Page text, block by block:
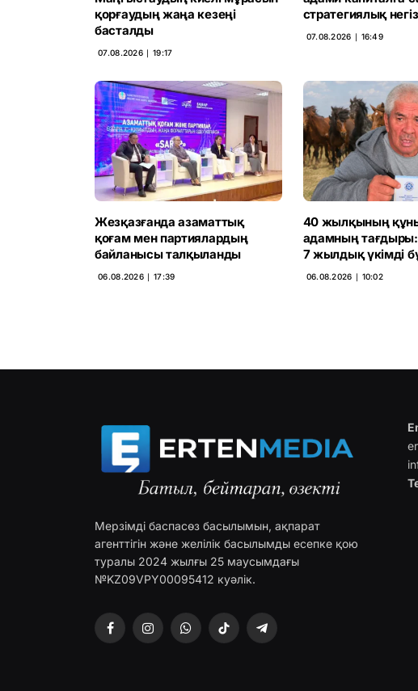
қорғаудың жаңа кезеңі
басталды
07.08.2026 ∣ 19:17
стратегиялық негіз
07.08.2026 ∣ 16:49
Жезқазғанда азаматтық
қоғам мен партиялардың
байланысы талқыланды
06.08.2026 ∣ 17:39
40 жылқының
адамның
7 жылдық үкімді
06.08.2026 ∣ 10:02
Мерзімді баспасөз басылымын, ақпарат
агенттігін және желілік басылымды есепке қою
туралы 2024 жылғы 25 маусымдағы
№KZ09VPY00095412 куәлік.
FacebookInstagramWhatsAppTikTok Telegram